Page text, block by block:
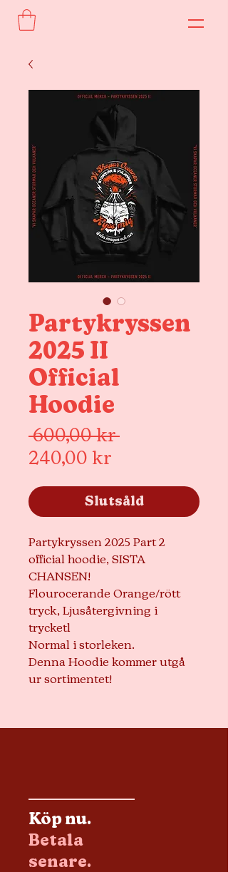
Partykryssen
2025 II
Official
Hoodie
600,00 kr Ordinarie
240,00 kr
Slutsåld
Partykryssen 2025 Part 2
official hoodie, SISTA
CHANSEN!
Flourocerande Orange/rött
tryck, Ljusåtergivning i
trycketl
Normal i storleken.
Denna Hoodie kommer utgå
ur sortimentet!
Köp nu.
Betala
senare.